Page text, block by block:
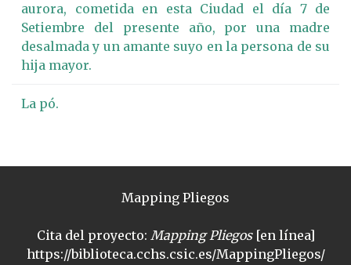
aurora, cometida en esta Ciudad el día 7 de
Setiembre del presente año, por una madre
desalmada y un amante suyo en la persona de su
hija mayor.
La pó.
Mapping Pliegos
Cita del proyecto: Mapping Pliegos[en línea]
https://biblioteca.cchs.csic.es/MappingPliegos/